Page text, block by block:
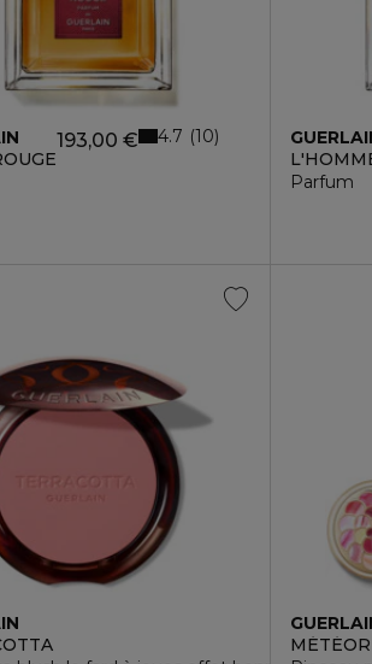
- recharge
193,00 € 4.7 10
Parfum